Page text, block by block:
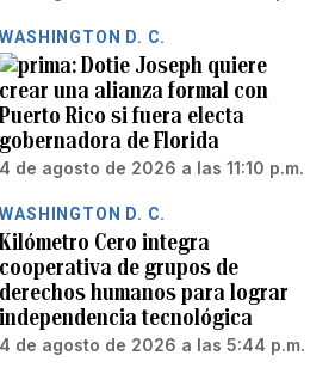
WASHINGTON D. C.
Dotie Joseph quiere
crear una alianza formal con
Puerto Rico si fuera electa
gobernadora de Florida
4 de agosto de 2026 a las 11:10 p.m.
WASHINGTON D. C.
Kilómetro Cero integra
cooperativa de grupos de
derechos humanos para lograr
independencia tecnológica
4 de agosto de 2026 a las 5:44 p.m.